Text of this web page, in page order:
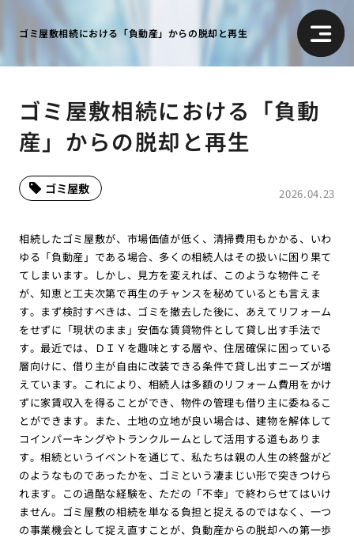
ゴミ屋敷相続における「負動産」からの脱却と再生
ゴミ屋敷相続における「負動
産」からの脱却と再生
2026.04.23
ゴミ屋敷
相続したゴミ屋敷が、市場価値が低く、清掃費用もかかる、いわ
ゆる「負動産」である場合、多くの相続人はその扱いに困り果て
てしまいます。しかし、見方を変えれば、このような物件こそ
が、知恵と工夫次第で再生のチャンスを秘めているとも言えま
す。まず検討すべきは、ゴミを撤去した後に、あえてリフォーム
をせずに「現状のまま」安価な賃貸物件として貸し出す手法で
す。最近では、ＤＩＹを趣味とする層や、住居確保に困っている
層向けに、借り主が自由に改装できる条件で貸し出すニーズが増
えています。これにより、相続人は多額のリフォーム費用をかけ
ずに家賃収入を得ることができ、物件の管理も借り主に委ねるこ
とができます。また、土地の立地が良い場合は、建物を解体して
コインパーキングやトランクルームとして活用する道もありま
す。相続というイベントを通じて、私たちは親の人生の終盤がど
のようなものであったかを、ゴミという凄まじい形で突きつけら
れます。この過酷な経験を、ただの「不幸」で終わらせてはいけ
ません。ゴミ屋敷の相続を単なる負担と捉えるのではなく、一つ
の事業機会として捉え直すことが、負動産からの脱却への第一歩